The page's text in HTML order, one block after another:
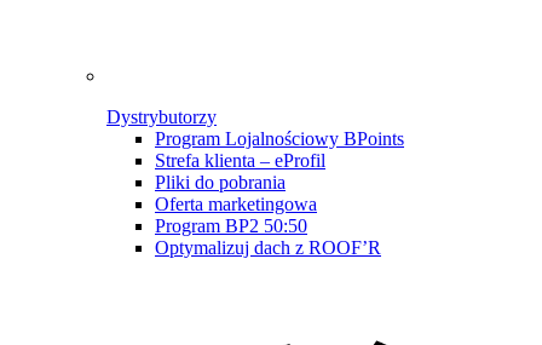
Dystrybutorzy
Program Lojalnościowy BPoints
Strefa klienta – eProfil
Pliki do pobrania
Oferta marketingowa
Program BP2 50:50
Optymalizuj dach z ROOF’R